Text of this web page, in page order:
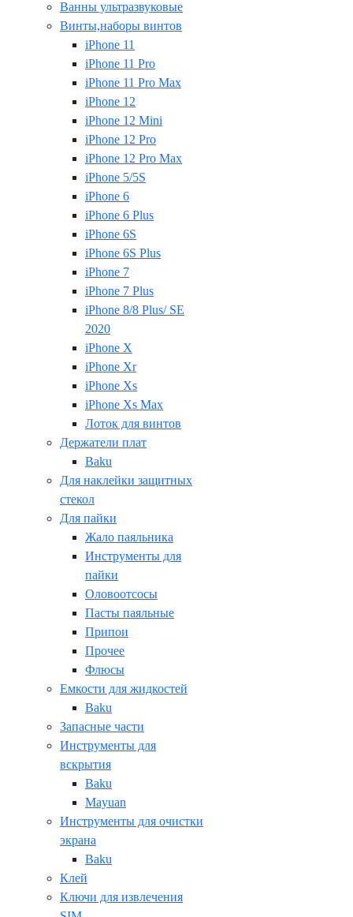
Ванны ультразвуковые
Винты,наборы винтов
iPhone 11
iPhone 11 Pro
iPhone 11 Pro Max
iPhone 12
iPhone 12 Mini
iPhone 12 Pro
iPhone 12 Pro Max
iPhone 5/5S
iPhone 6
iPhone 6 Plus
iPhone 6S
iPhone 6S Plus
iPhone 7
iPhone 7 Plus
iPhone 8/8 Plus/ SE
2020
iPhone X
iPhone Xr
iPhone Xs
iPhone Xs Max
Лоток для винтов
Держатели плат
Baku
Для наклейки защитных
стекол
Для пайки
Жало паяльника
Инструменты для
пайки
Оловоотсосы
Пасты паяльные
Припои
Прочее
Флюсы
Емкости для жидкостей
Baku
Запасные части
Инструменты для
вскрытия
Baku
Mayuan
Инструменты для очистки
экрана
Baku
Клей
Ключи для извлечения